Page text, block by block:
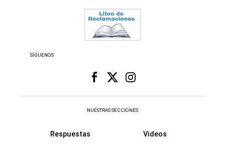
SÍGUENOS
NUESTRAS SECCIONES
Respuestas Videos